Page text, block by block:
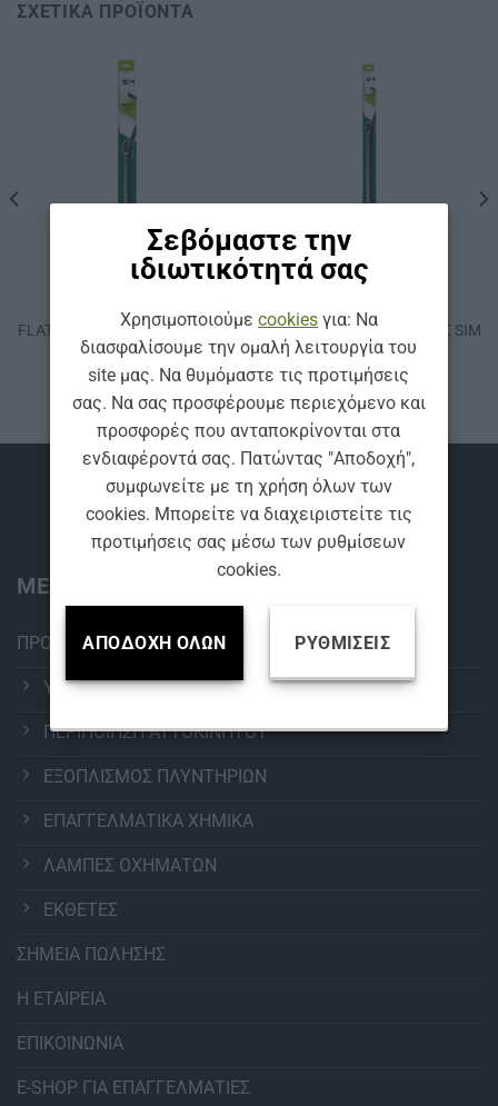
Σεβόμαστε την
ιδιωτικότητά σας
Χρησιμοποιούμε cookiesγια: Να
διασφαλίσουμε την ομαλή λειτουργία του
site μας. Να θυμόμαστε τις προτιμήσεις
σας. Να σας προσφέρουμε περιεχόμενο και
προσφορές που ανταποκρίνονται στα
ενδιαφέροντά σας. Πατώντας "Αποδοχή",
συμφωνείτε με τη χρήση όλων των
cookies. Μπορείτε να διαχειριστείτε τις
προτιμήσεις σας μέσω των ρυθμίσεων
cookies.
ΑΠΟΔΟΧΉ ΌΛΩΝ ΡΥΘΜΊΣΕΙΣ
ΣΧΕΤΙΚΆ ΠΡΟΪΌΝΤΑ
ΥΑΛΟΚΑΘΑΡΙΣΤΉΡΕΣ
FLAT ΥΑΛΟΚΑΘΑΡΙΣΤΗΡΑΣ SIM
AEROFIT 525 mm
ΥΑΛΟΚΑΘΑΡΙΣΤΉΡΕΣ
FLAT ΥΑΛΟΚΑΘΑΡΙΣΤΗΡΑΣ SIM
AEROFIT 800 mm
Βρείτε μας
ΜΕΝΟΥ:
ΠΡΟΪΟΝΤΑ
ΥΑΛΟΚΑΘΑΡΙΣΤΗΡΕΣ
ΠΕΡΙΠΟΙΗΣΗ ΑΥΤΟΚΙΝΗΤΟΥ
ΕΞΟΠΛΙΣΜΟΣ ΠΛΥΝΤΗΡΙΩΝ
ΕΠΑΓΓΕΛΜΑΤΙΚΑ ΧΗΜΙΚΑ
ΛΑΜΠΕΣ ΟΧΗΜΑΤΩΝ
ΕΚΘΕΤΕΣ
ΣΗΜΕΙΑ ΠΩΛΗΣΗΣ
Η ΕΤΑΙΡΕΙΑ
ΕΠΙΚΟΙΝΩΝΙΑ
E-SHOP ΓΙΑ ΕΠΑΓΓΕΛΜΑΤΙΕΣ